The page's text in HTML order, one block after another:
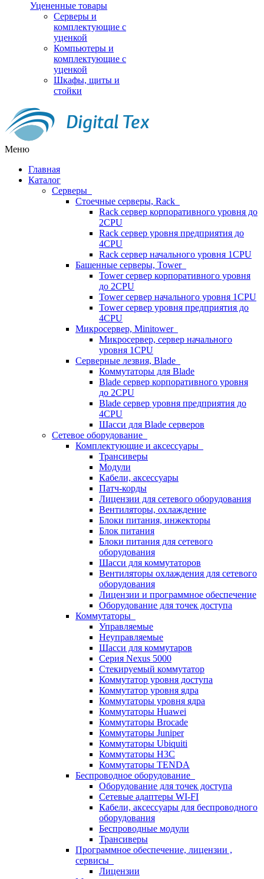
Уцененные товары
Серверы и
комплектующие с
уценкой
Компьютеры и
комплектующие с
уценкой
Шкафы, щиты и
стойки
Меню
Главная
Каталог
Серверы
Стоечные серверы, Rack
Rack сервер корпоративного уровня до
2CPU
Rack сервер уровня предприятия до
4CPU
Rack сервер начального уровня 1CPU
Башенные серверы, Tower
Tower сервер корпоративного уровня
до 2CPU
Tower сервер начального уровня 1CPU
Tower сервер уровня предприятия до
4CPU
Микросервер, Minitower
Микросервер, сервер начального
уровня 1CPU
Серверные лезвия, Blade
Коммутаторы для Blade
Blade сервер корпоративного уровня
до 2CPU
Blade сервер уровня предприятия до
4CPU
Шасси для Blade серверов
Сетевое оборудование
Комплектующие и аксессуары
Трансиверы
Модули
Кабели, аксессуары
Патч-корды
Лицензии для сетевого оборудования
Вентиляторы, охлаждение
Блоки питания, инжекторы
Блок питания
Блоки питания для сетевого
оборудования
Шасси для коммутаторов
Вентиляторы охлаждения для сетевого
оборудования
Лицензии и программное обеспечение
Оборудование для точек доступа
Коммутаторы
Управляемые
Неуправляемые
Шасси для коммутаров
Серия Nexus 5000
Стекируемый коммутатор
Коммутатор уровня доступа
Коммутатор уровня ядра
Коммутаторы уровня ядра
Коммутаторы Huawei
Коммутаторы Brocade
Коммутаторы Juniper
Коммутаторы Ubiquiti
Коммутаторы H3C
Коммутаторы TENDA
Беспроводное оборудование
Оборудование для точек доступа
Сетевые адаптеры WI-FI
Кабели, аксессуары для беспроводного
оборудования
Беспроводные модули
Трансиверы
Программное обеспечение, лицензии ,
сервисы
Лицензии